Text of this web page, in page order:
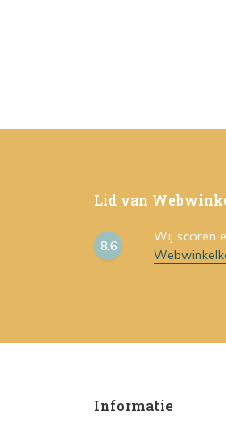
Lid van
8.6
Wij scoren
Informatie